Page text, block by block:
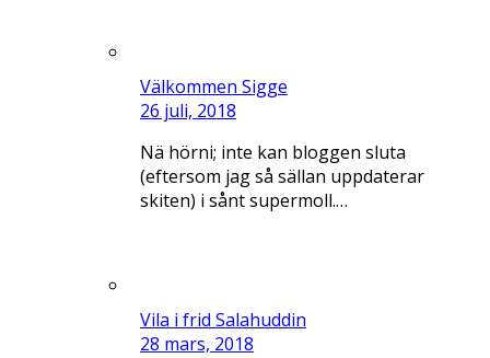
Välkommen Sigge
26 juli, 2018
Nä hörni; inte kan bloggen sluta
(eftersom jag så sällan uppdaterar
skiten) i sånt supermoll.…
Vila i frid Salahuddin
28 mars, 2018